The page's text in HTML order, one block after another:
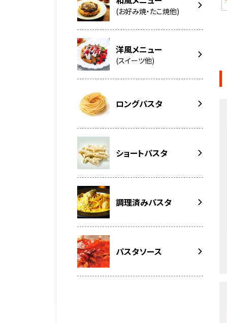
(お好み焼・たこ焼他)
洋風メニュー
(スイーツ他)
ロングパスタ
ショートパスタ
調理済みパスタ
パスタソース